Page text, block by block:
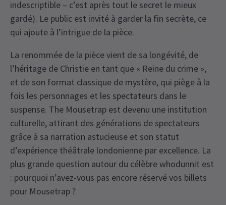
indescriptible – c’est après tout le secret le mieux
gardé). Le public est invité à garder la fin secrète, ce
qui ajoute à l’intrigue de la pièce.
La renommée de la pièce vient de sa longévité, de
l’héritage de Christie en tant que « Reine du crime »,
et de son format classique de mystère, qui piège à la
fois les personnages et les spectateurs dans le
suspense. The Mousetrap est devenu une institution
culturelle, attirant des générations de spectateurs
grâce à sa narration astucieuse et son statut
d’expérience théâtrale londonienne par excellence. La
plus grande question autour du célèbre whodunnit est
: pourquoi n’avez-vous pas encore réservé vos billets
pour Mousetrap ?